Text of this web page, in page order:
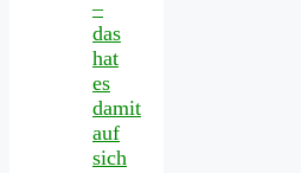
–
das
hat
es
damit
auf
sich